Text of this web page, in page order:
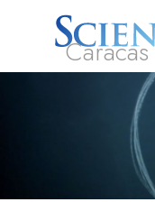
Caracas
¿Qué es
Scientology?